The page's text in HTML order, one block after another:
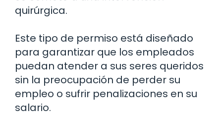
quirúrgica.
Este tipo de permiso está diseñado
para garantizar que los empleados
puedan atender a sus seres queridos
sin la preocupación de perder su
empleo o sufrir penalizaciones en su
salario.